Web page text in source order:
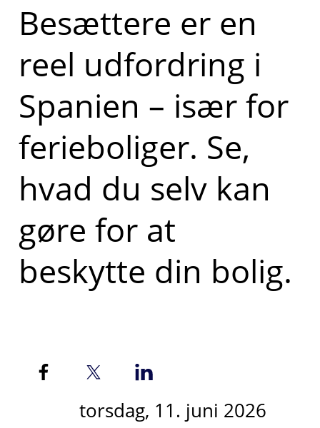
Besættere er en
reel udfordring i
Spanien – især for
ferieboliger. Se,
hvad du selv kan
gøre for at
beskytte din bolig.
torsdag, 11. juni 2026